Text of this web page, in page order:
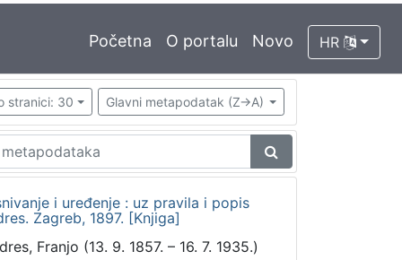
Početna O portalu Novo HR
stranici: 30 Glavni metapodatak (Z->A)
i uređenje : uz pravila i popis
Zagreb, 1897. [Knjiga]
Franjo (13. 9. 1857. – 16. 7. 1935.)